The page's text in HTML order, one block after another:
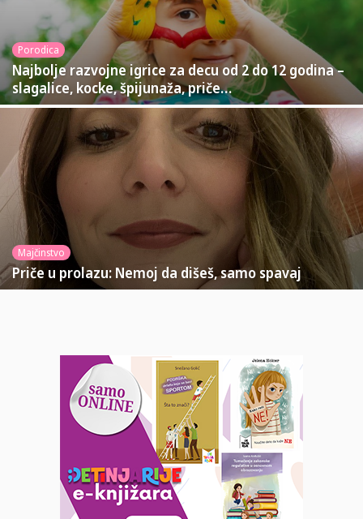
Porodica
Najbolje razvojne igrice za decu od 2 do 12 godina –
slagalice, kocke, špijunaža, priče…
Majčinstvo
Priče u prolazu: Nemoj da dišeš, samo spavaj